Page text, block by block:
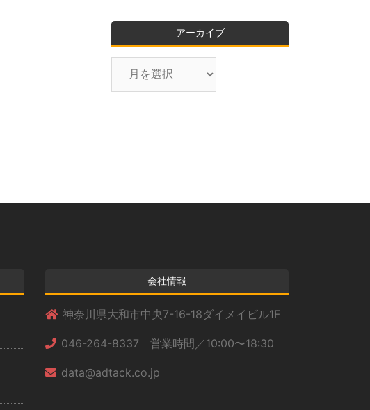
アーカイブ
会社情報
神奈川県大和市中央7-16-18ダイメイビル1F
046-264-8337 営業時間／10:00〜18:30
data@adtack.co.jp